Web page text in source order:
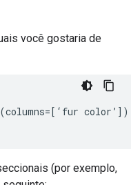
você gostaria de
(columns=[‘ fur color ’])
(por exemplo,